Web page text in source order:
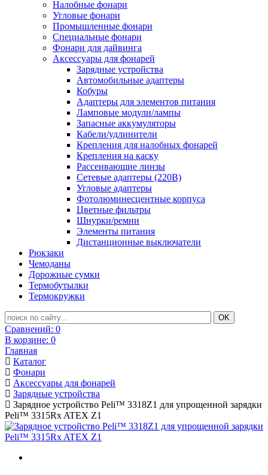
Налобные фонари
Угловые фонари
Промышленные фонари
Специальные фонари
Фонари для дайвинга
Аксессуары для фонарей
Зарядные устройства
Автомобильные адаптеры
Кобуры
Адаптеры для элементов питания
Ламповые модули/лампы
Запасные аккумуляторы
Кабели/удлинители
Крепления для налобных фонарей
Крепления на каску
Рассеивающие линзы
Сетевые адаптеры (220В)
Угловые адаптеры
Фотолюминесцентные корпуса
Цветные фильтры
Шнурки/ремни
Элементы питания
Дистанционные выключатели
Рюкзаки
Чемоданы
Дорожные сумки
Термобутылки
Термокружки
Сравнений: 0
В корзине: 0
Главная
Каталог
Фонари
Аксессуары для фонарей
Зарядные устройства
Зарядное устройство Peli™ 3318Z1 для упрощенной зарядки
Peli™ 3315Rx ATEX Z1